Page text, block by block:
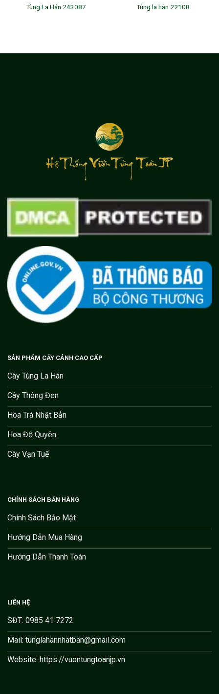
Tùng La Hán 243087 Tùng la hán 22108
SẢN PHẨM CÂY CẢNH CAO CẤP
Cây Tùng La Hán
Cây Thông Đen
Hoa Trà Nhật Bản
Hoa Đỗ Quyên
Cây Vạn Tuế
CHÍNH SÁCH BÁN HÀNG
Chính Sách Bảo Mật
Hướng Dẫn Mua Hàng
Hướng Dẫn Thanh Toán
LIÊN HỆ
SĐT: 0985 41 7272
Mail: tunglahannhatban@gmail.com
Website: https://vuontungtoanjp.vn